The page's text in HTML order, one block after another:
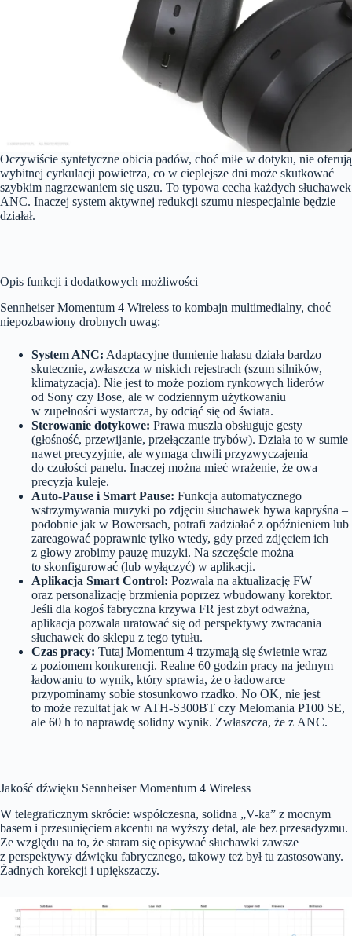
Oczywiście syntetyczne obicia padów, choć miłe w dotyku, nie oferują
wybitnej cyrkulacji powietrza, co w cieplejsze dni może skutkować
szybkim nagrzewaniem się uszu. To typowa cecha każdych słuchawek
ANC. Inaczej system aktywnej redukcji szumu niespecjalnie będzie
działał.
Opis funkcji i dodatkowych możliwości
Sennheiser Momentum 4 Wireless to kombajn multimedialny, choć
niepozbawiony drobnych uwag:
System ANC: Adaptacyjne tłumienie hałasu działa bardzo
skutecznie, zwłaszcza w niskich rejestrach (szum silników,
klimatyzacja). Nie jest to może poziom rynkowych liderów
od Sony czy Bose, ale w codziennym użytkowaniu
w zupełności wystarcza, by odciąć się od świata.
Sterowanie dotykowe: Prawa muszla obsługuje gesty
(głośność, przewijanie, przełączanie trybów). Działa to w sumie
nawet precyzyjnie, ale wymaga chwili przyzwyczajenia
do czułości panelu. Inaczej można mieć wrażenie, że owa
precyzja kuleje.
Auto-Pause i Smart Pause: Funkcja automatycznego
wstrzymywania muzyki po zdjęciu słuchawek bywa kapryśna –
podobnie jak w Bowersach, potrafi zadziałać z opóźnieniem lub
zareagować poprawnie tylko wtedy, gdy przed zdjęciem ich
z głowy zrobimy pauzę muzyki. Na szczęście można
to skonfigurować (lub wyłączyć) w aplikacji.
Aplikacja Smart Control: Pozwala na aktualizację FW
oraz personalizację brzmienia poprzez wbudowany korektor.
Jeśli dla kogoś fabryczna krzywa FR jest zbyt odważna,
aplikacja pozwala uratować się od perspektywy zwracania
słuchawek do sklepu z tego tytułu.
Czas pracy: Tutaj Momentum 4 trzymają się świetnie wraz
z poziomem konkurencji. Realne 60 godzin pracy na jednym
ładowaniu to wynik, który sprawia, że o ładowarce
przypominamy sobie stosunkowo rzadko. No OK, nie jest
to może rezultat jak w ATH-S300BT czy Melomania P100 SE,
ale 60 h to naprawdę solidny wynik. Zwłaszcza, że z ANC.
Jakość dźwięku Sennheiser Momentum 4 Wireless
W telegraficznym skrócie: współczesna, solidna „V-ka” z mocnym
basem i przesunięciem akcentu na wyższy detal, ale bez przesadyzmu.
Ze względu na to, że staram się opisywać słuchawki zawsze
z perspektywy dźwięku fabrycznego, takowy też był tu zastosowany.
Żadnych korekcji i upiększaczy.